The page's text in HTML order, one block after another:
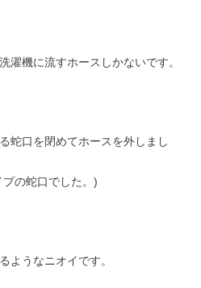
濯機に流すホースしかないです。
蛇口を閉めてホースを外しまし
の蛇口でした。)
ようなニオイです。